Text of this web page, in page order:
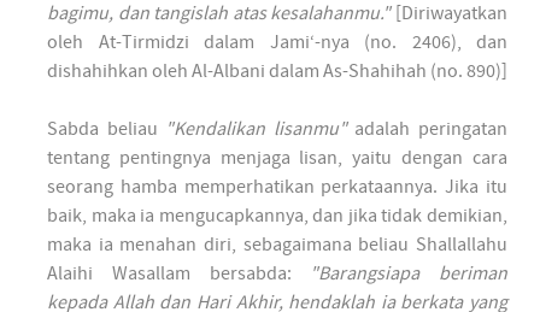
bagimu, dan tangislah atas kesalahanmu."[Diriwayatkan
oleh At-Tirmidzi dalam Jami‘-nya (no. 2406), dan
dishahihkan oleh Al-Albani dalam As-Shahihah (no. 890)]
Sabda beliau "Kendalikan lisanmu"adalah peringatan
tentang pentingnya menjaga lisan, yaitu dengan cara
seorang hamba memperhatikan perkataannya. Jika itu
baik, maka ia mengucapkannya, dan jika tidak demikian,
maka ia menahan diri, sebagaimana beliau Shallallahu
Alaihi Wasallam bersabda:
"Barangsiapa beriman
kepada Allah dan Hari Akhir, hendaklah ia berkata yang